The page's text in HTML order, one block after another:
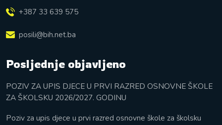
+387 33 639 575
posili@bih.net.ba
Posljednje objavljeno
POZIV ZA UPIS DJECE U PRVI RAZRED OSNOVNE ŠKOLE
ZA ŠKOLSKU 2026/2027. GODINU
Poziv za upis djece u prvi razred osnovne škole za školsku